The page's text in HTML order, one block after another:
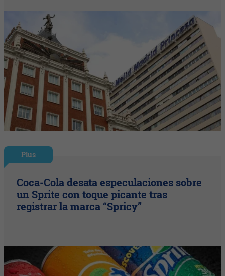
Plus
Coca-Cola desata especulaciones sobre
un Sprite con toque picante tras
registrar la marca “Spricy”